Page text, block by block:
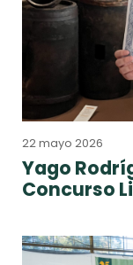
22 mayo 2026
Yago
Concurso